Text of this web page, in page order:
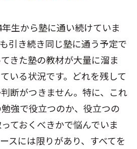
生から塾に通い続けていま
引き続き同じ塾に通う予定で
きた塾の教材が大量に溜ま
いる状況です。どれを残して
断がつきません。特に、これ
強で役立つのか、役立つの
ておくべきかで悩んでいま
スには限りがあり、すべてを